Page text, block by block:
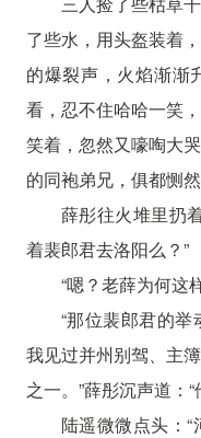
了些水，用头盔装着
的爆裂声，火焰渐渐
看，忍不住哈哈一笑
笑着，忽然又嚎啕大
的同袍弟兄，俱都恻然
薛彤往火堆里扔
着裴郎君去洛阳么？”
“嗯？老薛为何这
“那位裴郎君的举
我见过并州别驾、主
之一。”薛彤沉声道：
陆遥微微点头：